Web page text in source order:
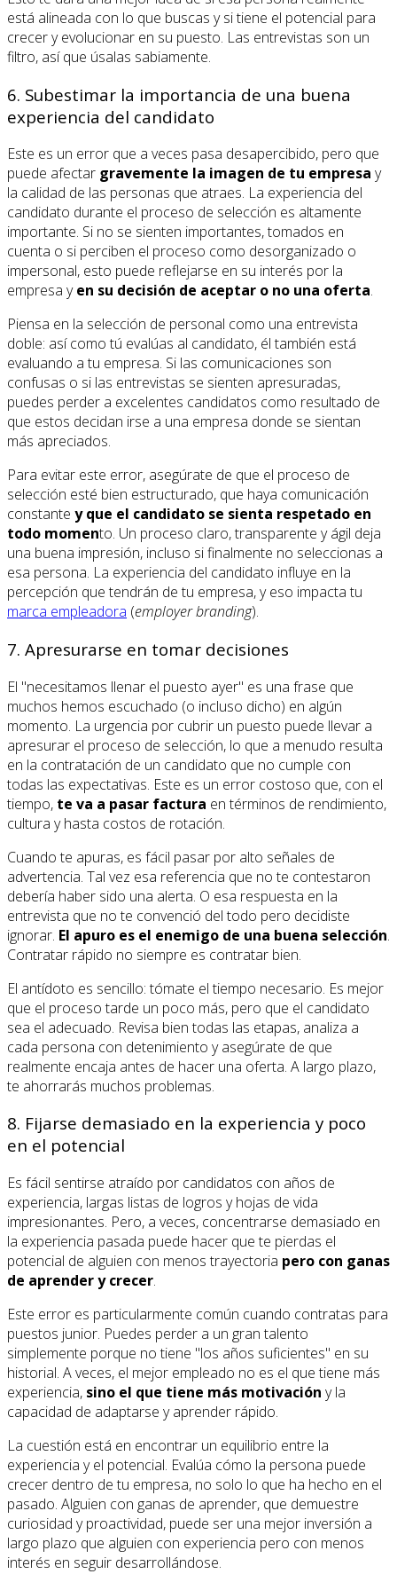
está alineada con lo que buscas y si tiene el potencial para
crecer y evolucionar en su puesto. Las entrevistas son un
filtro, así que úsalas sabiamente.
6. Subestimar la importancia de una buena
experiencia del candidato
Este es un error que a veces pasa desapercibido, pero que
puede afectar gravemente la imagen de tu empresa y
la calidad de las personas que atraes. La experiencia del
candidato durante el proceso de selección es altamente
importante. Si no se sienten importantes, tomados en
cuenta o si perciben el proceso como desorganizado o
impersonal, esto puede reflejarse en su interés por la
empresa yen su decisión de aceptar o no una oferta.
Piensa en la selección de personal como una entrevista
doble: así como tú evalúas al candidato, él también está
evaluando a tu empresa. Si las comunicaciones son
confusas o si las entrevistas se sienten apresuradas,
puedes perder a excelentes candidatos como resultado de
que estos decidan irse a una empresa donde se sientan
más apreciados.
Para evitar este error, asegúrate de que el proceso de
selección esté bien estructurado, que haya comunicación
constante y que el candidato se sienta respetado en
todo momento. Un proceso claro, transparente y ágil deja
una buena impresión, incluso si finalmente no seleccionas a
esa persona. La experiencia del candidato influye en la
percepción que tendrán de tu empresa, y eso impacta tu
marca empleadora (employer branding).
7. Apresurarse en tomar decisiones
El "necesitamos llenar el puesto ayer" es una frase que
muchos hemos escuchado (o incluso dicho) en algún
momento. La urgencia por cubrir un puesto puede llevar a
apresurar el proceso de selección, lo que a menudo resulta
en la contratación de un candidato que no cumple con
todas las expectativas. Este es un error costoso que, con el
tiempo, te va a pasar factura en términos de rendimiento,
cultura y hasta costos de rotación.
Cuando te apuras, es fácil pasar por alto señales de
advertencia. Tal vez esa referencia que no te contestaron
debería haber sido una alerta. O esa respuesta en la
entrevista que no te convenció del todo pero decidiste
ignorar. El apuro es el enemigo de una buena selección.
Contratar rápido no siempre es contratar bien.
El antídoto es sencillo: tómate el tiempo necesario. Es mejor
que el proceso tarde un poco más, pero que el candidato
sea el adecuado. Revisa bien todas las etapas, analiza a
cada persona con detenimiento y asegúrate de que
realmente encaja antes de hacer una oferta. A largo plazo,
te ahorrarás muchos problemas.
8. Fijarse demasiado en la experiencia y poco
en el potencial
Es fácil sentirse atraído por candidatos con años de
experiencia, largas listas de logros y hojas de vida
impresionantes. Pero, a veces, concentrarse demasiado en
la experiencia pasada puede hacer que te pierdas el
potencial de alguien con menos trayectoria pero con ganas
de aprender y crecer.
Este error es particularmente común cuando contratas para
puestos junior. Puedes perder a un gran talento
simplemente porque no tiene "los años suficientes" en su
historial. A veces, el mejor empleado no es el que tiene más
experiencia, sino el que tiene más motivación y la
capacidad de adaptarse y aprender rápido.
La cuestión está en encontrar un equilibrio entre la
experiencia y el potencial. Evalúa cómo la persona puede
crecer dentro de tu empresa, no solo lo que ha hecho en el
pasado. Alguien con ganas de aprender, que demuestre
curiosidad y proactividad, puede ser una mejor inversión a
largo plazo que alguien con experiencia pero con menos
interés en seguir desarrollándose.